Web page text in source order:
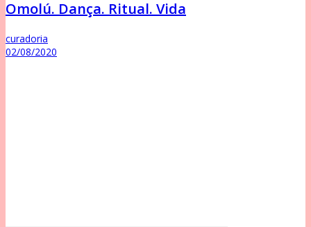
Omolú. Dança. Ritual. Vida
curadoria
02/08/2020